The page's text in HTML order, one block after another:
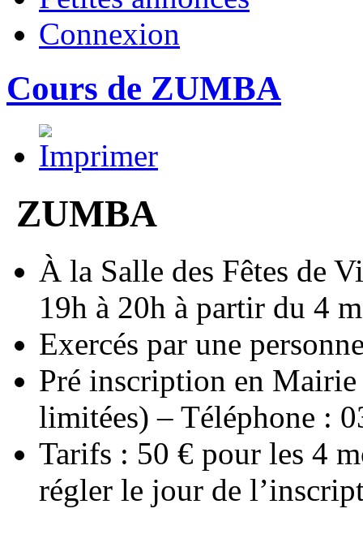
Connexion
Cours de ZUMBA
ZUMBA
À la Salle des Fêtes de
19h à 20h à partir du 4
Exercés par une
Pré inscription en
limitées) – Téléphone :
Tarifs : 50 € pour les 4
régler le jour de